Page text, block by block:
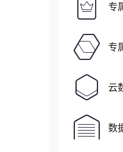
专
专
云
数